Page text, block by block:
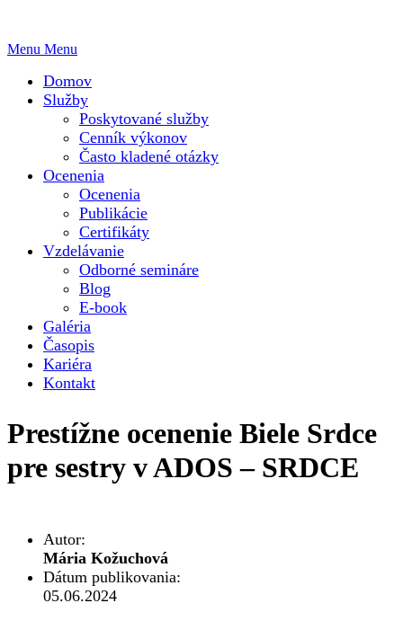
Menu Menu
Domov
Služby
Poskytované služby
Cenník výkonov
Často kladené otázky
Ocenenia
Ocenenia
Publikácie
Certifikáty
Vzdelávanie
Odborné semináre
Blog
E-book
Galéria
Časopis
Kariéra
Kontakt
Prestížne ocenenie Biele Srdce
pre sestry v ADOS – SRDCE
Autor:
Mária Kožuchová
Dátum publikovania:
05.06.2024